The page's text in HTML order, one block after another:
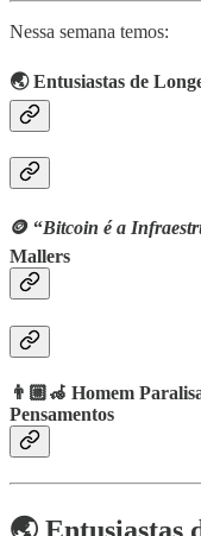
Nessa semana temos:
🌏 Entusiastas de
🪙 “Bitcoin é a
Mallers
👨🏼‍🦽 Homem
Pensamentos